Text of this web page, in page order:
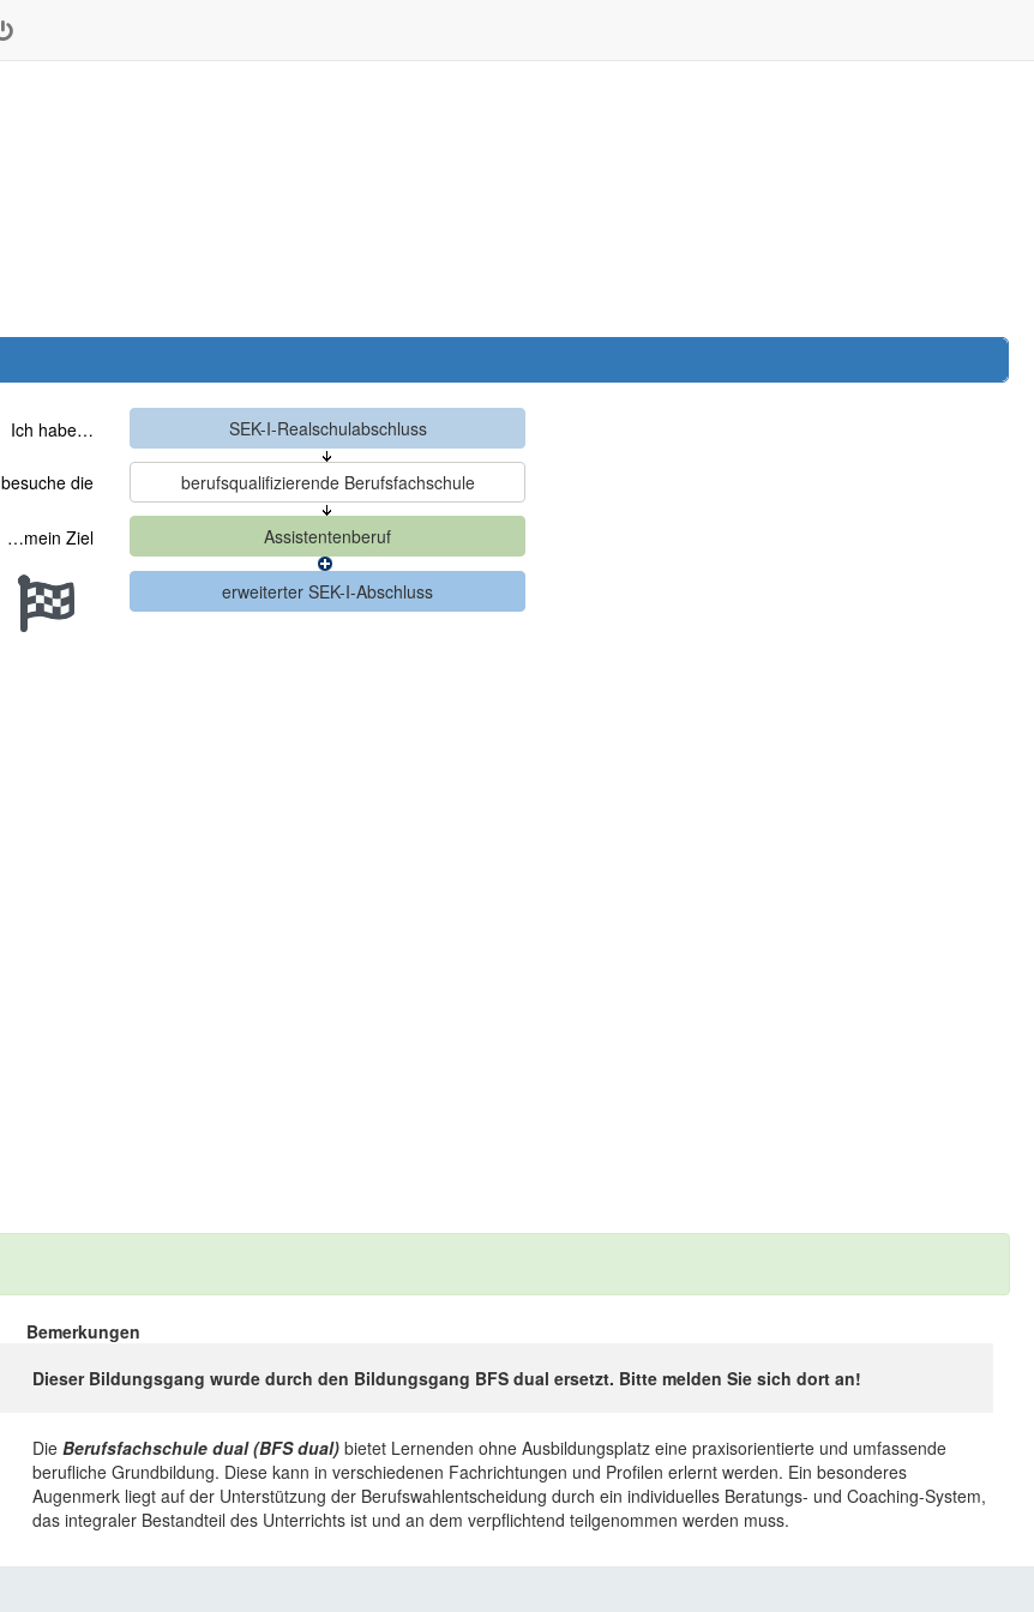
Ich habe…
besuche die
…mein Ziel
Bemerkungen
Dieser Bildungsgang wurde durch den Bildungsgang BFS dual ersetzt. Bitte melden Sie sich dort an!
Die Berufsfachschule dual (BFS dual) bietet Lernenden ohne Ausbildungsplatz eine praxisorientierte und umfassende
berufliche Grundbildung. Diese kann in verschiedenen Fachrichtungen und Profilen erlernt werden. Ein besonderes
Augenmerk liegt auf der Unterstützung der Berufswahlentscheidung durch ein individuelles Beratungs- und Coaching-System,
das integraler Bestandteil des Unterrichts ist und an dem verpflichtend teilgenommen werden muss.